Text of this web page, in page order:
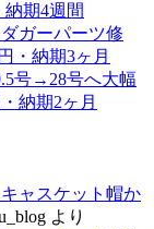
期4週間
ガーパーツ修
・納期3ヶ月
号→28号へ大幅
納期2ヶ月
ャスケット帽か
より